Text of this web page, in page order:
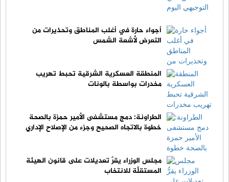
أجواء حارة في أغلب المناطق وتحذيرات من
التعرض لأشعة الشمس
المنطقة العسكرية الشرقية تحبط تهريب
مخدرات بواسطة بالونات
الطراونة: دمج مستشفى الأمير حمزة بالصحة
خطوة بالاتجاه الصحيح وجزء من الإصلاح الإداري
مجلس الوزراء يقرُّ تعديلات على قانون الهيئة
المستقلَّة للانتخاب